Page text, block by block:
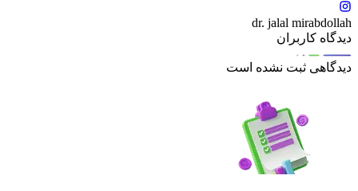
dr. jalal mirabdollah
دیدگاه کاربران
دیدگاهی ثبت نشده است